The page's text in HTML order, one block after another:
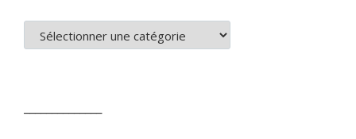
TOUS
LES